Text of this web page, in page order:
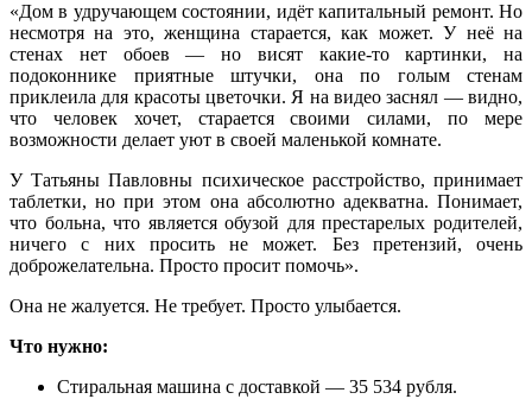
«Дом в удручающем состоянии, идёт капитальный ремонт. Но
несмотря на это, женщина старается, как может. У неё на
стенах нет обоев — но висят какие-то картинки, на
подоконнике приятные штучки, она по голым стенам
приклеила для красоты цветочки. Я на видео заснял — видно,
что человек хочет, старается своими силами, по мере
возможности делает уют в своей маленькой комнате.
У Татьяны Павловны психическое расстройство, принимает
таблетки, но при этом она абсолютно адекватна. Понимает,
что больна, что является обузой для престарелых родителей,
ничего с них просить не может. Без претензий, очень
доброжелательна. Просто просит помочь».
Она не жалуется. Не требует. Просто улыбается.
Что нужно:
Стиральная машина с доставкой — 35 534 рубля.